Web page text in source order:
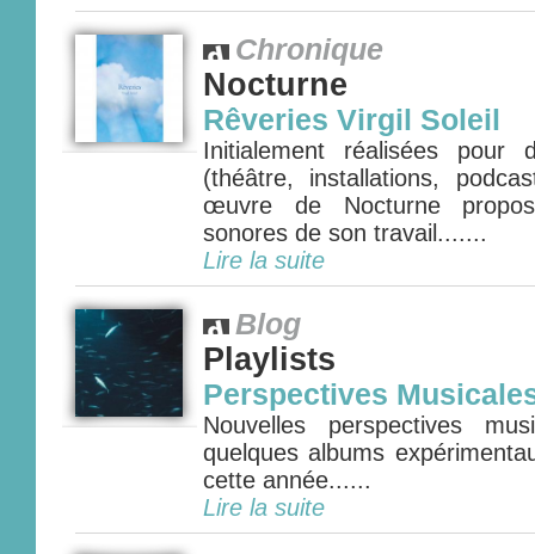
Chronique
Nocturne
Rêveries Virgil Soleil
Initialement réalisées pour
(théâtre, installations,
œuvre de Nocturne
sonores de son travail.......
Lire la suite
Blog
Playlists
Perspectives
Nouvelles perspectives
quelques albums
cette année......
Lire la suite